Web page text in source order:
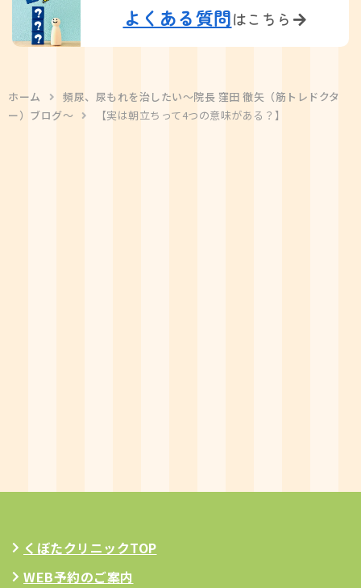
よくある質問はこちら
ホーム
頻尿、尿もれを治したい〜院長 窪田 徹矢（筋トレドクタ
ー）ブログ〜
【実は朝立ちって4つの意味がある？】
くぼたクリニックTOP
WEB予約のご案内